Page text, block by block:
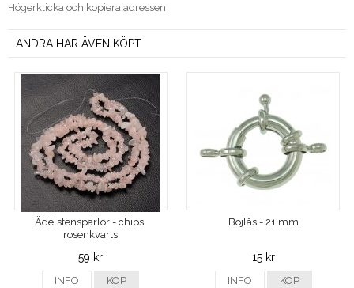
Högerklicka och kopiera adressen
ANDRA HAR ÄVEN KÖPT
Ädelstenspärlor - chips,
rosenkvarts
59 kr
INFO KÖP
Bojlås - 21 mm
15 kr
INFO KÖP